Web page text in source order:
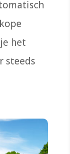
het
steeds